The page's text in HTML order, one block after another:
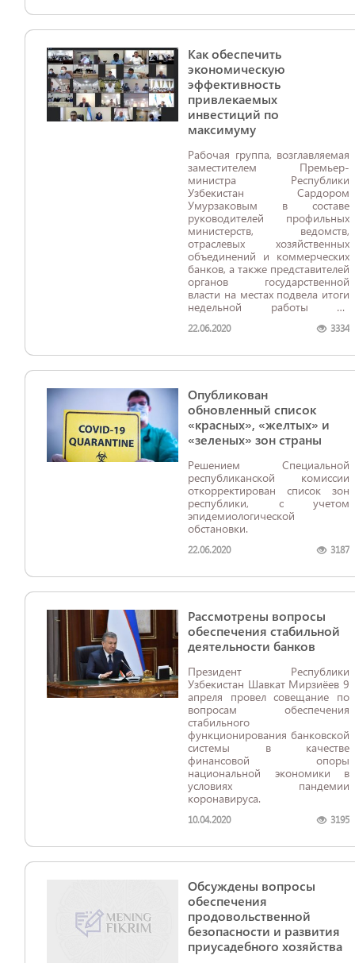
Как обеспечить
экономическую
эффективность
привлекаемых
инвестиций по
максимуму
Рабочая группа, возглавляемая
заместителем Премьер-
министра Республики
Узбекистан Сардором
Умурзаковым в составе
руководителей профильных
министерств, ведомств,
отраслевых хозяйственных
объединений и коммерческих
банков, а также представителей
органов государственной
власти на местах подвела итоги
недельной работы по
экономического потенциала
разрезе отраслей, районов и
городов, инвентаризации
программы и выработке
предложений по активизации
инвестиционной
деятельности, сообщает ИА
«Дунё».
22.06.2020 3334
Опубликован
обновленный список
«красных», «желтых» и
«зеленых» зон страны
Решением Специальной
республиканской комиссии
откорректирован список зон
республики, с учетом
эпидемиологической
обстановки.
22.06.2020 3187
Рассмотрены вопросы
обеспечения стабильной
деятельности банков
Президент Республики
Узбекистан Шавкат Мирзиёев 9
апреля провел совещание по
вопросам обеспечения
стабильного
функционирования банковской
системы в качестве
финансовой опоры
национальной экономики в
условиях пандемии
коронавируса.
10.04.2020 3195
Обсуждены вопросы
обеспечения
продовольственной
безопасности и развития
приусадебного хозяйства